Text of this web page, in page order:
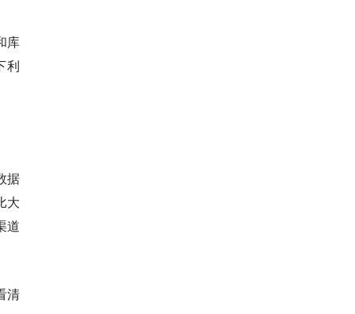
库
利
据
大
道
清